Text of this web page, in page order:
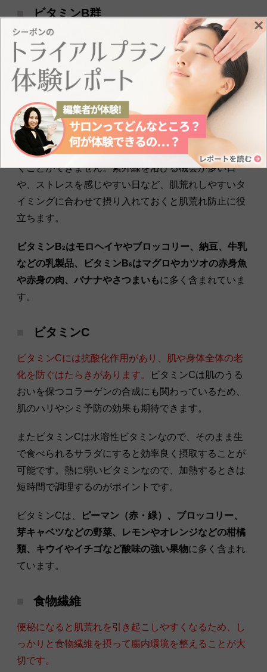
ビタミンB群
ビタミンBは肌の健康に欠かせない栄養素
です。ビタ
ミンBが不足すると肌の再生に直結するため、肌荒れ
の原因になってしまいます。特に
ビタミンB
とビタミ
ンB は細胞の再生を促したり、ホルモンバランスを整
えたりするはたらきがある
ので、不足しないよう意識
する必要があります。
またビタミンBは体内で合成できず、体内に溜めてお
くことができません。紫外線を浴びる機会が多い日
や、ストレスを感じやすい日など、肌荒れしやすいタ
イミングに合わせて摂り入れておくと肌荒れ防止に役
立ちます。
ビタミンB2はモロヘイヤやブロッコリー、納豆、牛乳
などの乳製品、ビタミンB6はマグロやカツオの赤身魚
や赤身の肉、バナナやさつまいもに多く含まれていま
す。
ビタミンC
ビタミンCには抗酸化作用があり、肌や身体全体の老
化を防ぐはたらきがあります。
ビタミンCは肌のうる
おいを保つコラーゲンの合成にも関わっているため、
肌のハリやシミ予防の効果も期待できます。
またビタミンCは水溶性ビタミンなので、そのまま生
で食べられるサラダにすると効率良く摂取することが
可能です。熱に弱いビタミンなので、加熱するときは
短時間で調理するのがポイントです。
ビタミンCは、
ピーマン（赤・緑）、ブロッコリー、
芽キャベツなどの野菜、レモンやオレンジなどの柑橘
類、キウイやイチゴなど酸味の強い果物に多く含まれ
ています。
食物繊維
便秘になると肌荒れを引き起こしやすくなるため、し
っかりと食物繊維を摂って腸内環境を整えることが大
切です。
×